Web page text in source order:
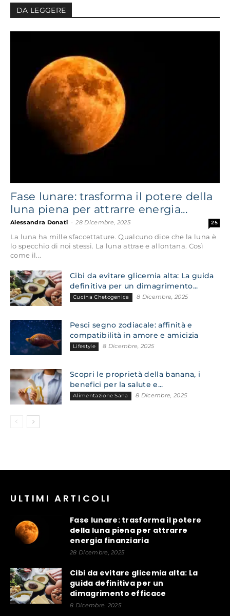
DA LEGGERE
Fase lunare: trasforma il potere della
luna piena per attrarre energia...
Alessandra Donati 28 Dicembre, 2025 25
La luna ha mille sfaccettature. Qualcuno dice che la luna è
lo specchio di noi stessi. La luna attrae e allontana. Così
come il...
Cibi da evitare glicemia alta: La guida
definitiva per un dimagrimento...
Cucina Chetogenica 8 Dicembre, 2025
Pesci segno zodiacale: affinità e
compatibilità in amore e amicizia
Lifestyle 8 Dicembre, 2025
Scopri le proprietà della banana, i
benefici per la salute e...
Alimentazione Sana 8 Dicembre, 2025
ULTIMI ARTICOLI
Fase lunare: trasforma il potere
della luna piena per attrarre
energia finanziaria
28 Dicembre, 2025
Cibi da evitare glicemia alta: La
guida definitiva per un
dimagrimento efficace
8 Dicembre, 2025